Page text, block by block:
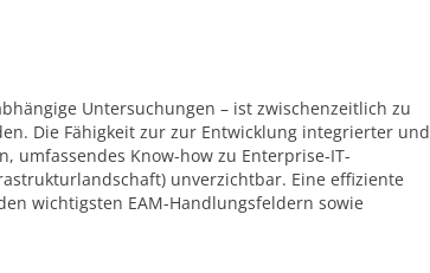
Untersuchungen – ist zwischenzeitlich zu
Die Fähigkeit zur zur Entwicklung integrierter und
umfassendes Know-how zu Enterprise-IT-
unverzichtbar. Eine effiziente
wichtigsten EAM-Handlungsfeldern sowie